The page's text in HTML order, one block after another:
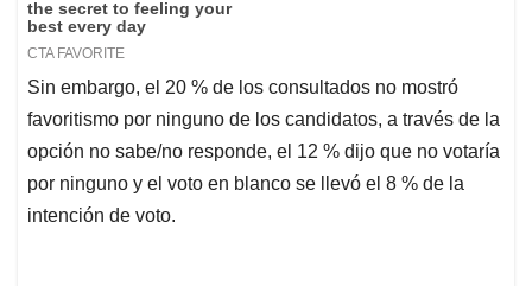
Sin embargo, el 20 % de los consultados no mostró
favoritismo por ninguno de los candidatos, a través de la
opción no sabe/no responde, el 12 % dijo que no votaría
por ninguno y el voto en blanco se llevó el 8 % de la
intención de voto.